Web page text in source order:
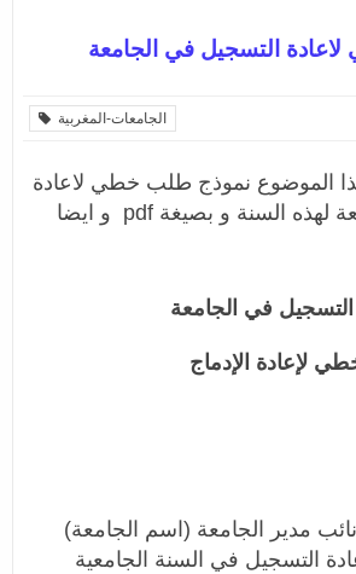
التسجيل في الجامعة
الجامعات-المغربية
الموضوع نموذج طلب خطي لاعادة
التسجيل في الجامعة لهذه السنة و بصيغة pdf و ايضا
في الجامعة
لإعادة الإدماج
مدير الجامعة (اسم الجامعة)
التسجيل في السنة الجامعية